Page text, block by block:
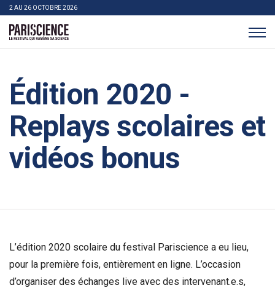
>Aller au contenu
2 AU 26 OCTOBRE 2026
Édition 2020 -
Replays scolaires et
vidéos bonus
L’édition 2020 scolaire du festival Pariscience a eu lieu,
pour la première fois, entièrement en ligne. L’occasion
d’organiser des échanges live avec des intervenant.e.s,
Panneau de gestion des cookies